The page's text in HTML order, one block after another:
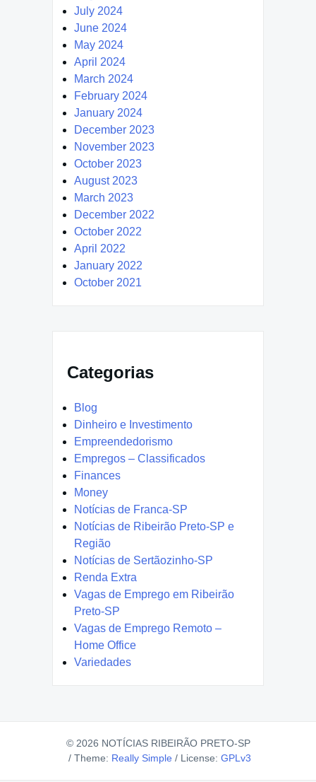
July 2024
June 2024
May 2024
April 2024
March 2024
February 2024
January 2024
December 2023
November 2023
October 2023
August 2023
March 2023
December 2022
October 2022
April 2022
January 2022
October 2021
Categorias
Blog
Dinheiro e Investimento
Empreendedorismo
Empregos – Classificados
Finances
Money
Notícias de Franca-SP
Notícias de Ribeirão Preto-SP e
Região
Notícias de Sertãozinho-SP
Renda Extra
Vagas de Emprego em Ribeirão
Preto-SP
Vagas de Emprego Remoto –
Home Office
Variedades
© 2026 NOTÍCIAS RIBEIRÃO PRETO-SP
/Theme: Really Simple /License: GPLv3